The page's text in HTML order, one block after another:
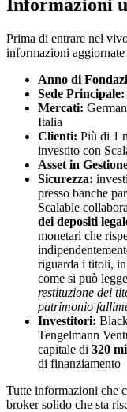
Informazioni
Prima di entrare nel
informazioni aggiornate
Anno di
Sede Principale:
Mercati:
Italia
Clienti: Più di 1
investito con
Asset in
Sicurezza:
presso banche
Scalable
dei depositi
monetari che
riguarda i titoli,
come si può
restituzione dei
patrimonio
Investitori:
Tengelmann
capitale di 320
di finanziamento
Tutte informazioni che
broker solido che sta